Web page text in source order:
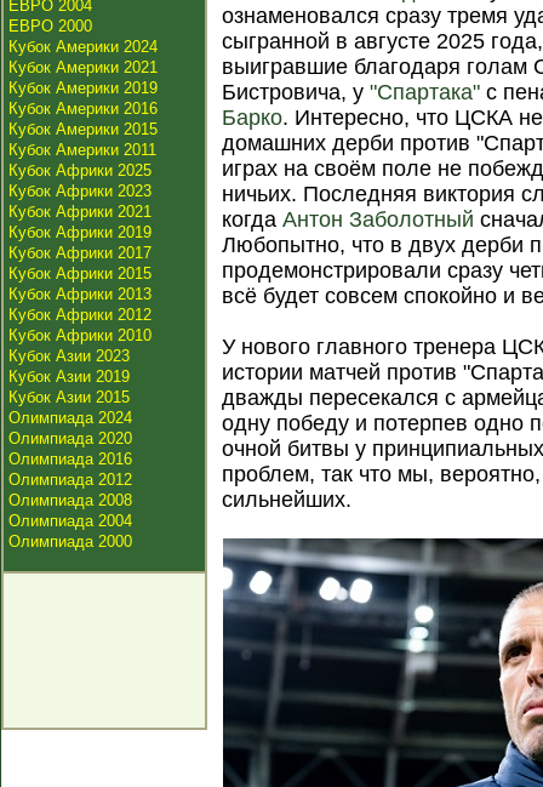
ЕВРО 2004
ЕВРО 2000
Кубок Америки 2024
Кубок Америки 2021
Кубок Америки 2019
Кубок Америки 2016
Кубок Америки 2015
Кубок Америки 2011
Кубок Африки 2025
Кубок Африки 2023
Кубок Африки 2021
Кубок Африки 2019
Кубок Африки 2017
Кубок Африки 2015
Кубок Африки 2013
Кубок Африки 2012
Кубок Африки 2010
Кубок Азии 2023
Кубок Азии 2019
Кубок Азии 2015
Олимпиада 2024
Олимпиада 2020
Олимпиада 2016
Олимпиада 2012
Олимпиада 2008
Олимпиада 2004
Олимпиада 2000
ознаменовался сразу тремя
сыгранной в августе 2025
выигравшие благодаря голам
Бистровича, у"Спартака" с
Барко. Интересно, что ЦСКА
домашних дерби против
играх на своём поле не
ничьих. Последняя виктория
когдаАнтон Заболотный
Любопытно, что в двух дерби
продемонстрировали сразу
всё будет совсем спокойно и
У нового главного тренера
истории матчей против
дважды пересекался с
одну победу и потерпев одно
очной битвы у
проблем, так что мы,
сильнейших.